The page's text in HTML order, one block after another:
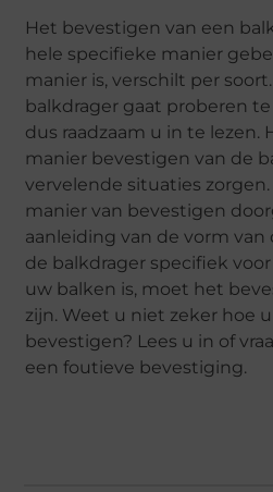
Het bevestigen van een
hele specifieke manier
manier is, verschilt per
balkdrager gaat proberen
dus raadzaam u in te lezen.
manier bevestigen van de
vervelende situaties
manier van bevestigen
aanleiding van de vorm van
de balkdrager specifiek
uw balken is, moet het
zijn. Weet u niet zeker hoe
bevestigen? Lees u in of
een foutieve bevestiging.